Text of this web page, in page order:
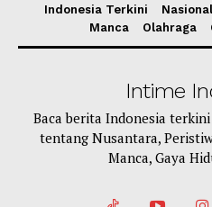
Indonesia Terkini Nasional
Manca
Olahraga
Intime
Baca berita Indonesia
tentang Nusantara,
Manca, Gaya